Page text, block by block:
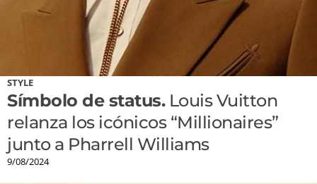
STYLE
Símbolo de status.Louis Vuitton
relanza los icónicos “Millionaires”
junto a Pharrell Williams
9/08/2024